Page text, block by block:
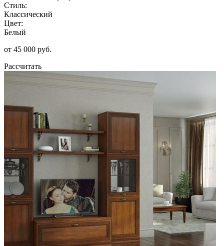
Стиль:
Классический
Цвет:
Белый
от 45 000 руб.
Рассчитать